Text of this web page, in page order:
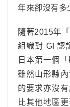
年來卻沒有多
隨著2015年
組織對 GI 認
日本第一個
雖然山形縣
的要求亦沒
比其他地區